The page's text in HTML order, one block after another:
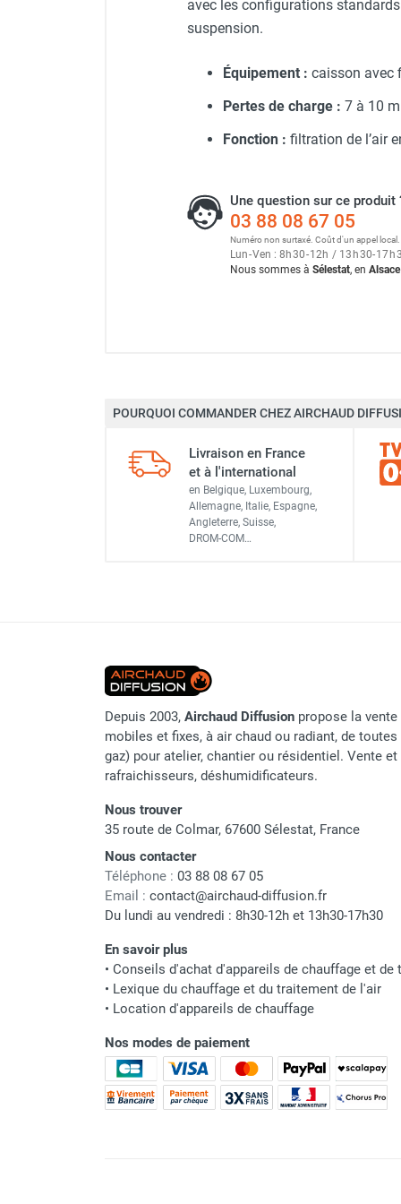
Neutraliseur d'odeur
Distributeur de savon
Chauffage fixe atelier
Chauffage au fioul à raccorder sur
Chauffage polycombustible / huile
Chauffage FARM au gaz
Chauffage FARM au fioul
Chauffage d'atelier granulés / bois /
Chaudière fixe à eau
Aérotherme fixe mural
Chauffage mobile électrique, fioul et
gaz
Chauffage mobile électrique
Chauffage électrique soufflant
Chauffage haute température pour
étuvage industriel ou destruction
punaises de lit
Chauffage électrique infrarouge
Chauffage électrique par convection
Chauffage mobile au fioul et GNR
Chauffage fioul soufflant avec
cheminée et réservoir intégré
cheminée à raccorder sur citerne
Chauffage fioul soufflant sans
cheminée à combustion directe
infrarouge/rayonnant
Chauffage mobile au gaz propane /
butane
Chauffage mobile au gaz à
Générateur d'air chaud au
Générateur d'air chaud au
avec les configurations
suspension.
Équipement : caisson avec
Pertes de charge : 7 à 10
Fonction : filtration de l’air
Une question sur ce produit
03 88 08 67 05
Numéro non surtaxé. Coût d'un appel local.
Lun-Ven : 8h30-12h / 13h30-17h
Nous sommes à Sélestat, en Alsace
Marque
Référence fournisseur
Origine
Classement produit
POURQUOI COMMANDER CHEZ AIRCHAUD
Livraison en France
et à l'international
en Belgique, Luxembourg,
Allemagne, Italie, Espagne,
Angleterre, Suisse,
DROM-COM…
Depuis 2003, Airchaud Diffusion propose la
mobiles et fixes, à air chaud ou radiant, de
gaz) pour atelier, chantier ou résidentiel. Vente
rafraichisseurs, déshumidificateurs.
Nous trouver
35 route de Colmar, 67600 Sélestat, France
Nous contacter
Téléphone : 03 88 08 67 05
Email : contact@airchaud-diffusion.fr
Du lundi au vendredi : 8h30-12h et 13h30-17h30
En savoir plus
• Conseils d'achat d'appareils de chauffage et de
• Lexique du chauffage et du traitement de l'air
• Location d'appareils de chauffage
Nos modes de paiement